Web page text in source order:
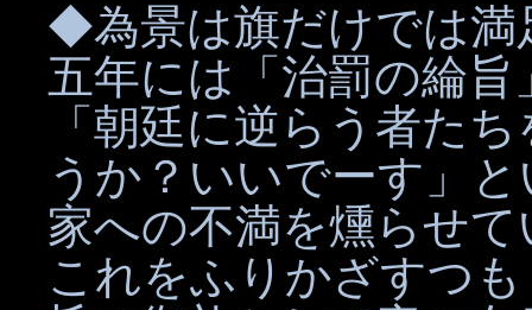
◆為景は旗だけでは満
五年には「治罰の綸
「朝廷に逆らう者た
うか？いいでーす」
家への不満を燻らせ
これをふりかざすつ